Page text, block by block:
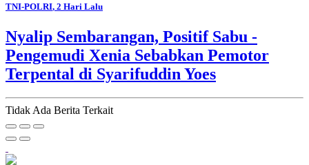
TNI-POLRI, 2 Hari Lalu
Nyalip Sembarangan, Positif Sabu -
Pengemudi Xenia Sebabkan Pemotor
Terpental di Syarifuddin Yoes
Tidak Ada Berita Terkait